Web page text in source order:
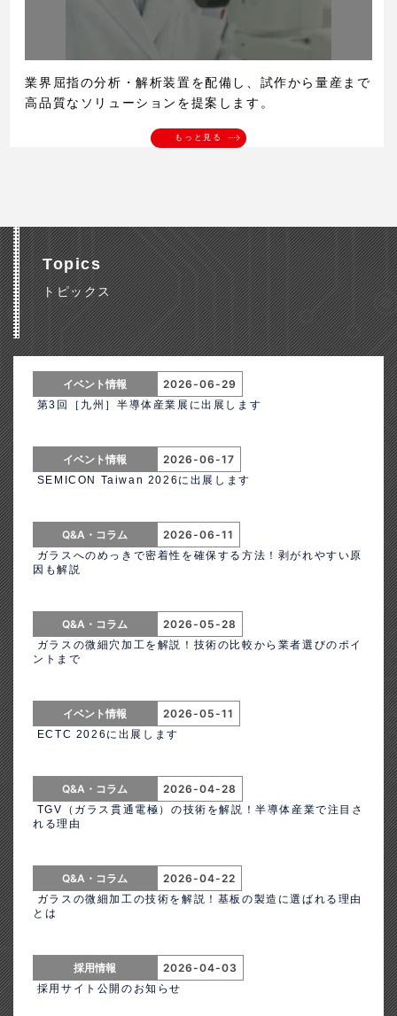
業界屈指の分析・解析装置を配備し、試作から量産まで
高品質なソリューションを提案します。
もっと見る
Topics
トピックス
イベント情報 2026-06-29
第3回［九州］半導体産業展に出展します
イベント情報 2026-06-17
SEMICON Taiwan 2026に出展します
Q&A・コラム 2026-06-11
ガラスへのめっきで密着性を確保する方法！剥がれやすい原
因も解説
Q&A・コラム 2026-05-28
ガラスの微細穴加工を解説！技術の比較から業者選びのポイ
ントまで
イベント情報 2026-05-11
ECTC 2026に出展します
Q&A・コラム 2026-04-28
TGV（ガラス貫通電極）の技術を解説！半導体産業で注目さ
れる理由
Q&A・コラム 2026-04-22
ガラスの微細加工の技術を解説！基板の製造に選ばれる理由
とは
採用情報 2026-04-03
採用サイト公開のお知らせ